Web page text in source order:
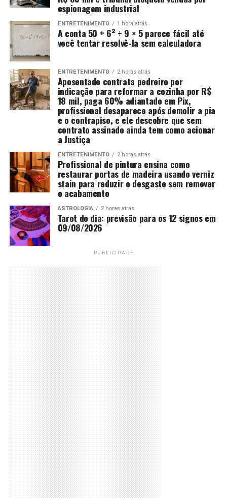
espionagem industrial
ENTRETENIMENTO 1 hora atrás
A conta 50 + 6² ÷ 9 × 5 parece fácil até
você tentar resolvê-la sem calculadora
ENTRETENIMENTO 2 horas atrás
Aposentado contrata pedreiro por
indicação para reformar a cozinha por R$
18 mil, paga 60% adiantado em Pix,
profissional desaparece após demolir a pia
e o contrapiso, e ele descobre que sem
contrato assinado ainda tem como acionar
a Justiça
ENTRETENIMENTO 2 horas atrás
Profissional de pintura ensina como
restaurar portas de madeira usando verniz
stain para reduzir o desgaste sem remover
o acabamento
ASTROLOGIA 2 horas atrás
Tarot do dia: previsão para os 12 signos em
09/08/2026
PUBLICIDADE